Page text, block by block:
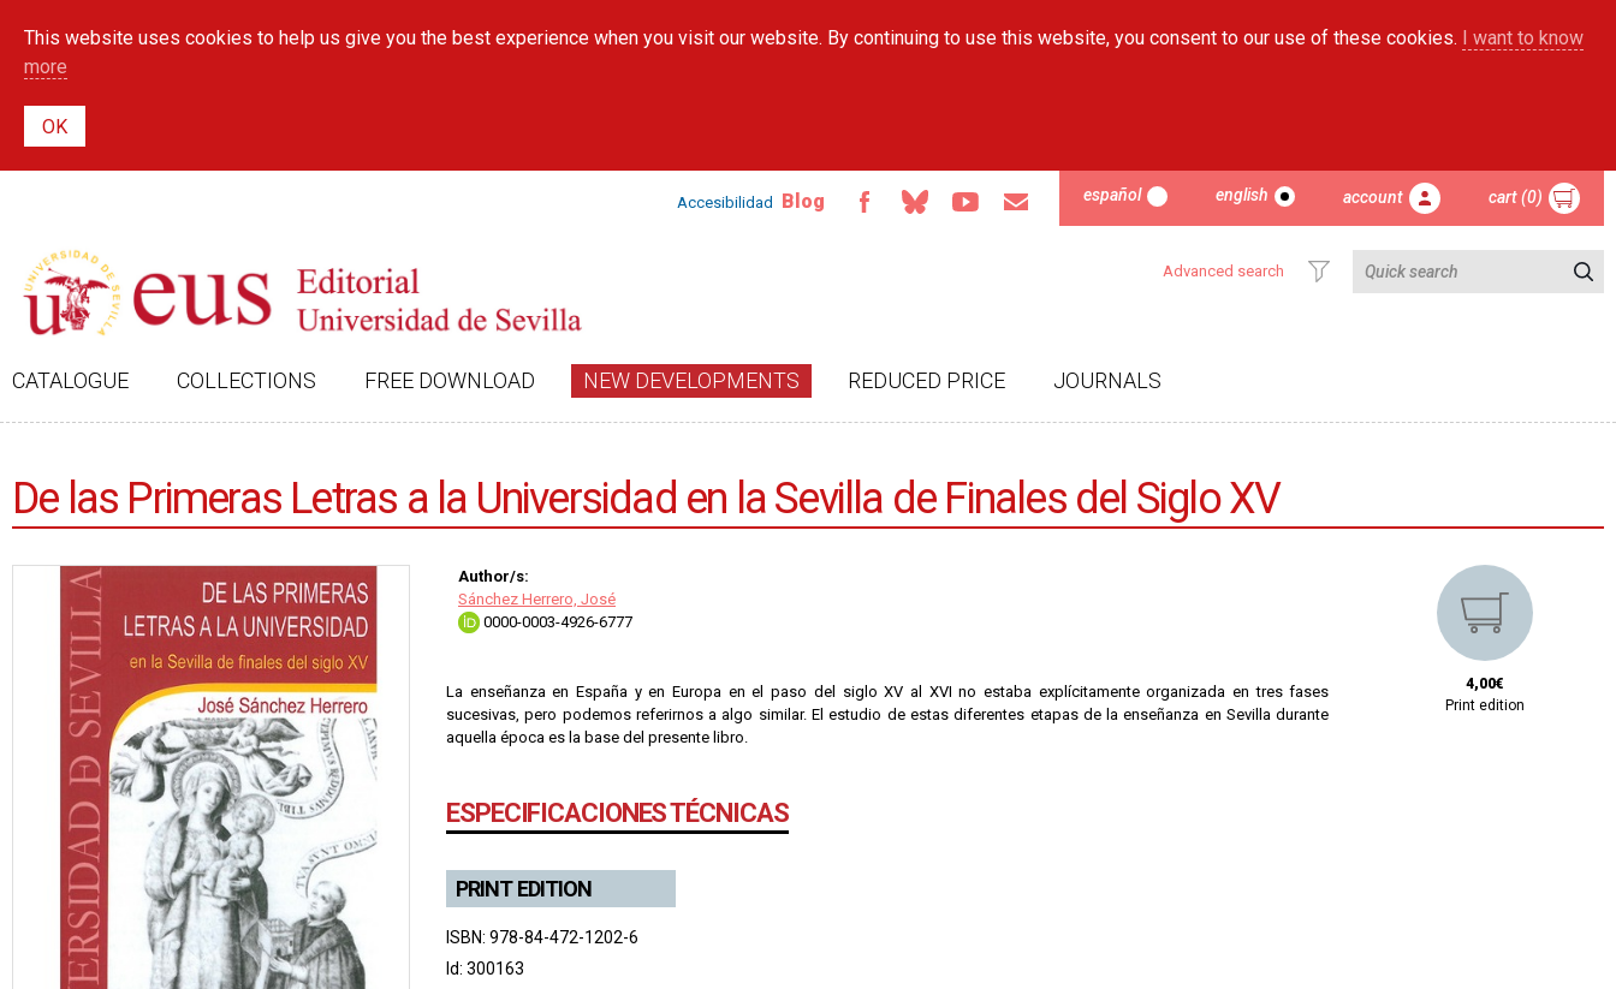
main
This website uses cookies to help us give you the best experience when you visit our website. By continuing to use this website, you consent to our use of these cookies. I want to know
more
Accesibilidad Blog español english account cart (0)
Advanced search
CATALOGUE COLLECTIONS FREE DOWNLOAD NEW DEVELOPMENTS REDUCED PRICE JOURNALS
De las Primeras Letras a la Universidad en la Sevilla de Finales del Siglo XV
Author/s:
Sánchez Herrero, José
0000-0003-4926-6777
La enseñanza en España y en Europa en el paso del siglo XV al XVI no estaba explícitamente organizada en tres fases
sucesivas, pero podemos referirnos a algo similar. El estudio de estas diferentes etapas de la enseñanza en Sevilla durante
aquella época es la base del presente libro.
ESPECIFICACIONES TÉCNICAS
PRINT EDITION
ISBN: 978-84-472-1202-6
Id: 300163
4,00€
Print edition